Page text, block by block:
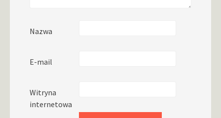
Nazwa
E-mail
Witryna
internetowa